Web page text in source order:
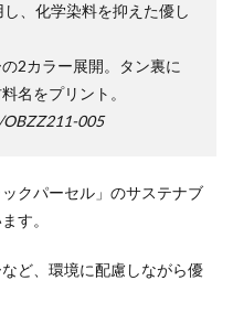
、化学染料を抑えた優し
2カラー展開。タン裏に
名をプリント。
005
クパーセル」のサステナブ
す。
ど、環境に配慮しながら優